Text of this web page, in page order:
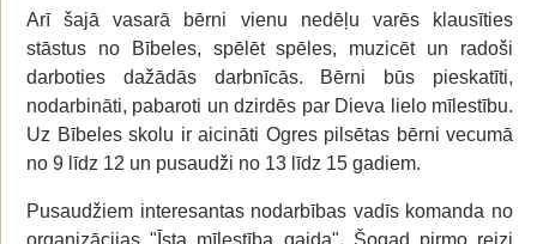
Arī šajā vasarā bērni vienu nedēļu varēs klausīties
stāstus no Bībeles, spēlēt spēles, muzicēt un radoši
darboties dažādās darbnīcās. Bērni būs pieskatīti,
nodarbināti, pabaroti un dzirdēs par Dieva lielo mīlestību.
Uz Bībeles skolu ir aicināti Ogres pilsētas bērni vecumā
no 9 līdz 12 un pusaudži no 13 līdz 15 gadiem.
Pusaudžiem interesantas nodarbības vadīs komanda no
organizācijas "Īsta mīlestība gaida". Šogad pirmo reizi